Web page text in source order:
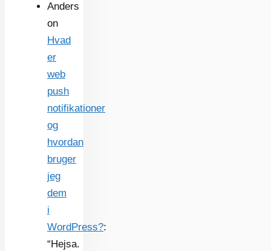
Anders
on
Hvad
er
web
push
notifikationer
og
hvordan
bruger
jeg
dem
i
WordPress?:
“Hejsa.